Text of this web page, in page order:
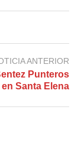
ANTERIOR
Punteros
en Santa Elena